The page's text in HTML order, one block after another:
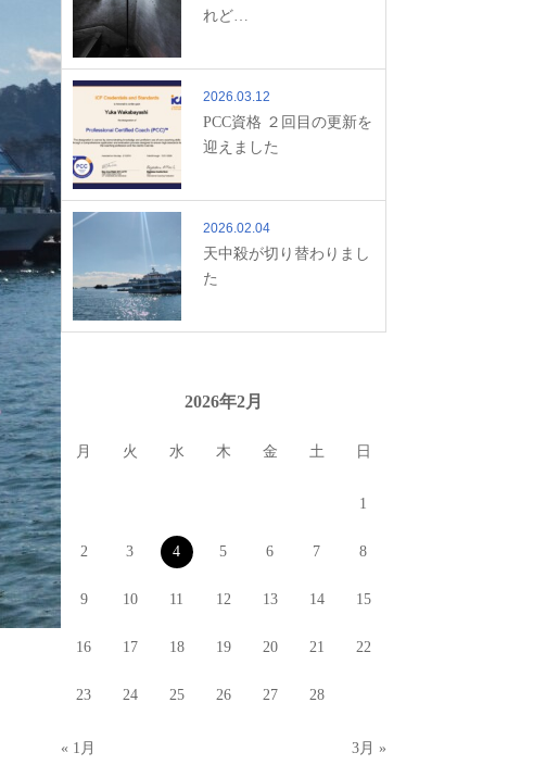
れど…
2026.03.12
PCC資格 ２回目の更新を
迎えました
2026.02.04
天中殺が切り替わりまし
た
2026年2月
月 火 水 木 金 土 日
1
2 3 4 5 6 7 8
9 10 11 12 13 14 15
16 17 18 19 20 21 22
23 24 25 26 27 28
« 1月 3月 »